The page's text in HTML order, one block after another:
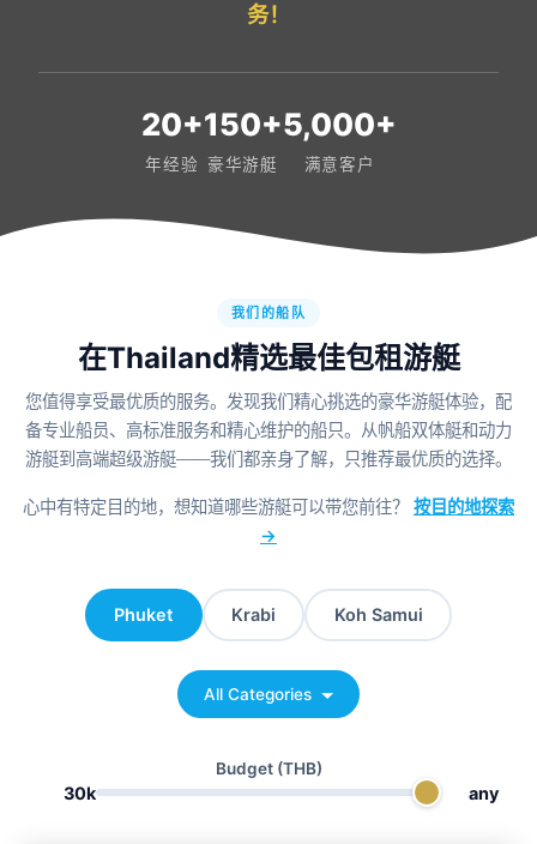
务！
20+
年经验
150+
豪华游艇
5,000+
满意客户
我们的船队
在Thailand精选最佳包租游艇
您值得享受最优质的服务。发现我们精心挑选的豪华游艇体验，配
备专业船员、高标准服务和精心维护的船只。从帆船双体艇和动力
游艇到高端超级游艇——我们都亲身了解，只推荐最优质的选择。
心中有特定目的地，想知道哪些游艇可以带您前往？ 按目的地探索
→
Phuket Krabi Koh Samui
All Categories
Budget (THB)
30k
any